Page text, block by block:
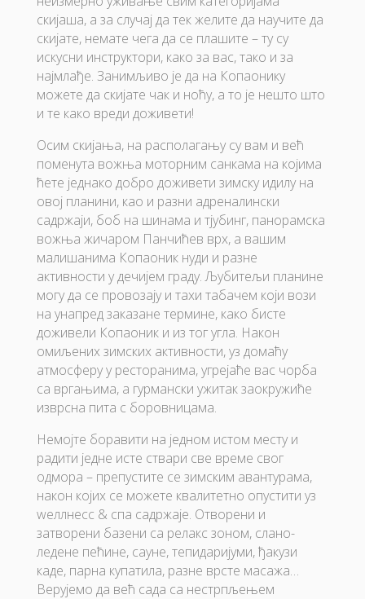
скијаша, а за случај да тек желите да научите да
скијате, немате чега да се плашите – ту су
искусни инструктори, како за вас, тако и за
најмлађе. Занимљиво је да на Копаонику
можете да скијате чак и ноћу, а то је нешто што
и те како вреди доживети!
Осим скијања, на располагању су вам и већ
поменута вожња моторним санкама на којима
ћете једнако добро доживети зимску идилу на
овој планини, као и разни адреналински
садржаји, боб на шинама и тјубинг, панорамска
вожња жичаром Панчићев врх, а вашим
малишанима Копаоник нуди и разне
активности у дечијем граду. Љубитељи планине
могу да се провозају и таxи табачем који вози
на унапред заказане термине, како бисте
доживели Копаоник и из тог угла. Након
омиљених зимских активности, уз домаћу
атмосферу у ресторанима, угрејаће вас чорба
са вргањима, а гурмански ужитак заокружиће
изврсна пита с боровницама.
Немојте боравити на једном истом месту и
радити једне исте ствари све време свог
одмора – препустите се зимским авантурама,
након којих се можете квалитетно опустити уз
wеллнесс & спа садржаје. Отворени и
затворени базени са релакс зоном, слано-
ледене пећине, сауне, тепидаријуми, ђакузи
каде, парна купатила, разне врсте масажа…
Верујемо да већ сада са нестрпљењем